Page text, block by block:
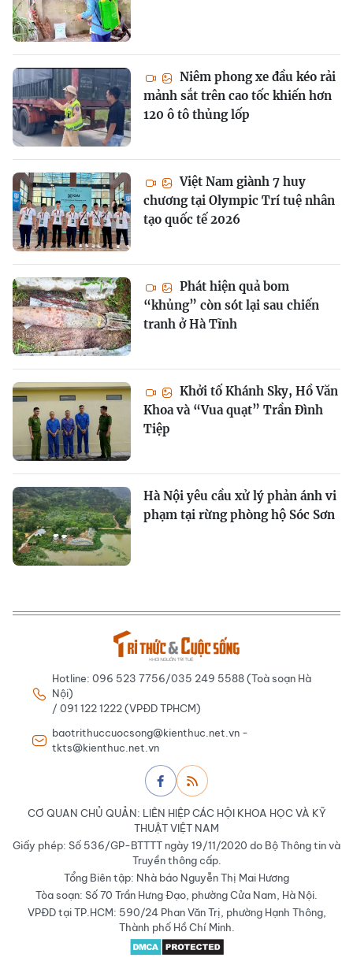
Niêm phong xe đầu kéo rải
mảnh sắt trên cao tốc khiến hơn
120 ô tô thủng lốp
Việt Nam giành 7 huy
chương tại Olympic Trí tuệ nhân
tạo quốc tế 2026
Phát hiện quả bom
“khủng” còn sót lại sau chiến
tranh ở Hà Tĩnh
Khởi tố Khánh Sky, Hồ Văn
Khoa và “Vua quạt” Trần Đình
Tiệp
Hà Nội yêu cầu xử lý phản ánh vi
phạm tại rừng phòng hộ Sóc Sơn
Hotline: 096 523 7756/035 249 5588 (Toà soạn Hà
Nội)
/ 091 122 1222 (VPĐD TPHCM)
baotrithuccuocsong@kienthuc.net.vn -
tkts@kienthuc.net.vn
CƠ QUAN CHỦ QUẢN: LIÊN HIỆP CÁC HỘI KHOA HỌC VÀ KỸ
THUẬT VIỆT NAM
Giấy phép: Số 536/GP-BTTTT ngày 19/11/2020 do Bộ Thông tin và
Truyền thông cấp.
Tổng Biên tập: Nhà báo Nguyễn Thị Mai Hương
Tòa soạn: Số 70 Trần Hưng Đạo, phường Cửa Nam, Hà Nội.
VPĐD tại TP.HCM: 590/24 Phan Văn Trị, phường Hạnh Thông,
Thành phố Hồ Chí Minh.